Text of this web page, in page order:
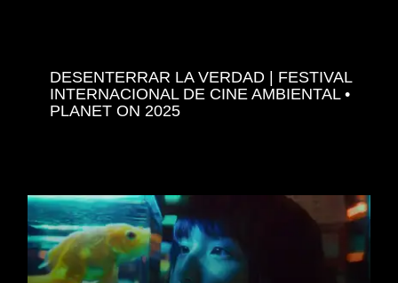
SIMILAR MOVIES
DESENTERRAR LA VERDAD | FESTIVAL
INTERNACIONAL DE CINE AMBIENTAL •
PLANET ON 2025